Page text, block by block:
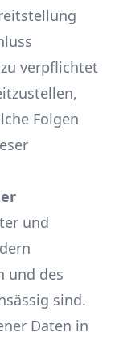
verpflichtet
Folgen
und
und des
sind.
Daten in